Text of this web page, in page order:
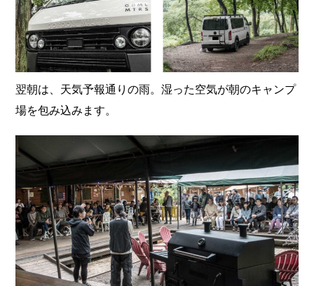
翌朝は、天気予報通りの雨。湿った空気が朝のキャンプ
場を包み込みます。